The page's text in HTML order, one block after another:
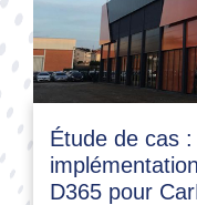
Étude de cas :
D365 pour